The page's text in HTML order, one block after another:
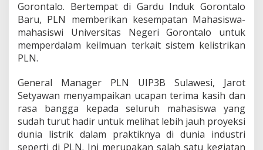
e
r
i
m
a
n
j
u
n
g
a
n
Gorontalo. Bertempat di Gardu Induk Gorontalo
Baru, PLN memberikan kesempatan Mahasiswa-
mahasiswi Universitas Negeri Gorontalo untuk
memperdalam keilmuan terkait sistem kelistrikan
PLN.
General Manager PLN UIP3B Sulawesi, Jarot
Setyawan menyampaikan ucapan terima kasih dan
rasa bangga kepada seluruh mahasiswa yang
sudah turut hadir untuk melihat lebih jauh proyeksi
dunia listrik dalam praktiknya di dunia industri
seperti di PLN. Ini merupakan salah satu kegiatan